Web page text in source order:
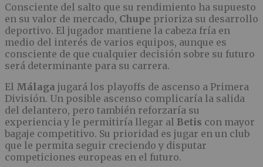
Consciente del salto que su rendimiento ha supuesto
en su valor de mercado, Chupe prioriza su desarrollo
deportivo. El jugador mantiene la cabeza fría en
medio del interés de varios equipos, aunque es
consciente de que cualquier decisión sobre su futuro
será determinante para su carrera.
El Málaga jugará los playoffs de ascenso a Primera
División. Un posible ascenso complicaría la salida
del delantero, pero también reforzaría su
experiencia y le permitiría llegar al Betis con mayor
bagaje competitivo. Su prioridad es jugar en un club
que le permita seguir creciendo y disputar
competiciones europeas en el futuro.